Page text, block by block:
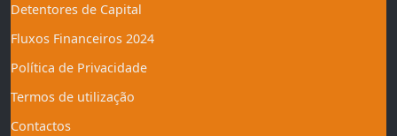
Detentores de Capital
Fluxos Financeiros 2024
Política de Privacidade
Termos de utilização
Contactos